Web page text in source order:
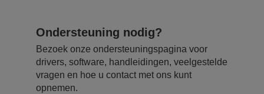
Ondersteuning nodig?
Bezoek onze ondersteuningspagina voor
drivers, software, handleidingen, veelgestelde
vragen en hoe u contact met ons kunt
opnemen.